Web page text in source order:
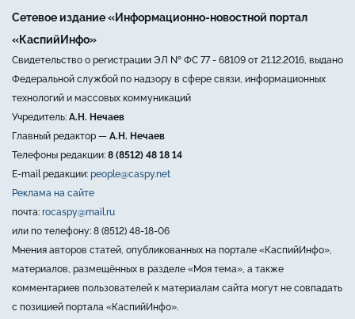
Сетевое издание «Информационно-новостной портал
«КаспийИнфо»
Свидетельство о регистрации ЭЛ № ФС 77 - 68109 от 21.12.2016, выдано
Федеральной службой по надзору в сфере связи, информационных
технологий и массовых коммуникаций
Учредитель: А.Н. Нечаев
Главный редактор — А.Н. Нечаев
Телефоны редакции: 8 (8512) 48 18 14
E-mail редакции: people@caspy.net
Реклама на сайте
почта: rocaspy@mail.ru
или по телефону: 8 (8512) 48-18-06
Мнения авторов статей, опубликованных на портале «КаспийИнфо»,
материалов, размещённых в разделе «Моя тема», а также
комментариев пользователей к материалам сайта могут не совпадать
с позицией портала «КаспийИнфо».